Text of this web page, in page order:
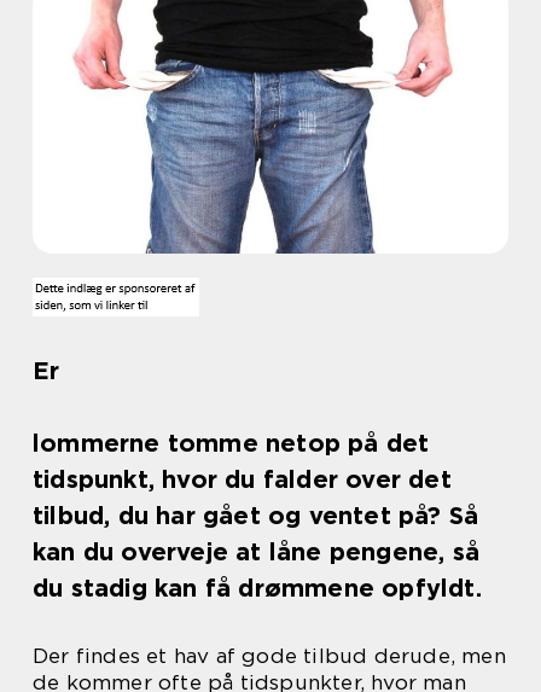
Er
lommerne tomme netop på det
tidspunkt, hvor du falder over det
tilbud, du har gået og ventet på? Så
kan du overveje at låne pengene, så
du stadig kan få drømmene opfyldt.
Der findes et hav af gode tilbud derude, men
de kommer ofte på tidspunkter, hvor man